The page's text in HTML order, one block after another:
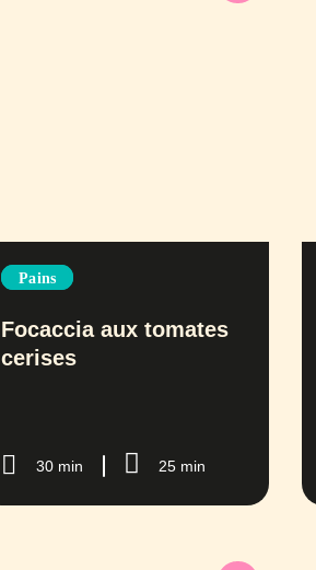
Pains
Focaccia aux tomates
cerises
30 min 25 min